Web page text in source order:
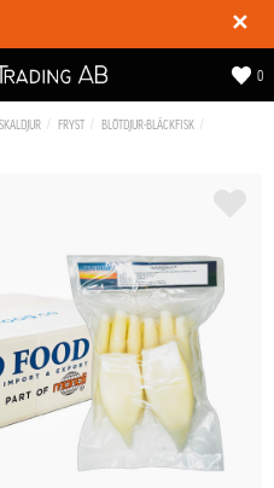
✕
0
FRYST
BLÖTDJUR-BLÄCKFISK